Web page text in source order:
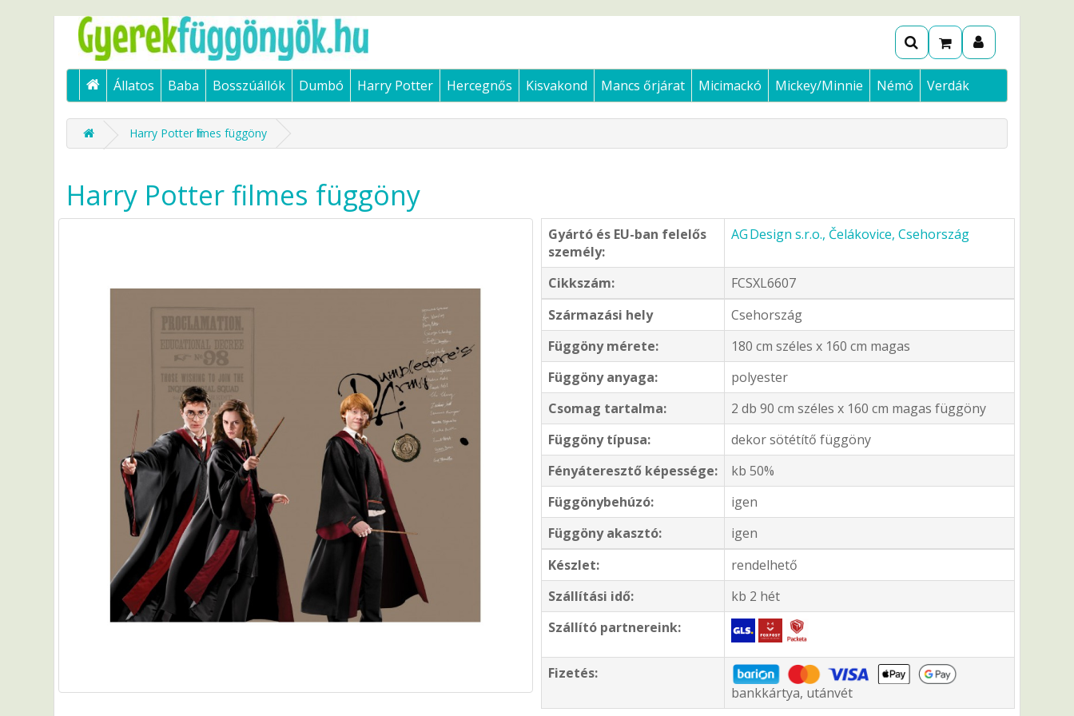
Állatos Baba Bosszúállók Dumbó Harry Potter Hercegnős Kisvakond Mancs őrjárat Micimackó Mickey/Minnie Némó Verdák
Harry Potter filmes függöny
Harry Potter filmes függöny
Gyártó és EU-ban felelős
személy:
AG Design s.r.o., Čelákovice, Csehország
Cikkszám:
FCSXL6607
Származási hely
Csehország
Függöny mérete:
180 cm széles x 160 cm magas
Függöny anyaga:
polyester
Csomag tartalma:
2 db 90 cm széles x 160 cm magas függöny
Függöny típusa:
dekor sötétítő függöny
Fényáteresztő képessége:
kb 50%
Függönybehúzó:
igen
Függöny akasztó:
igen
Készlet:
rendelhető
Szállítási idő:
kb 2 hét
Szállító partnereink:
Fizetés:
bankkártya, utánvét